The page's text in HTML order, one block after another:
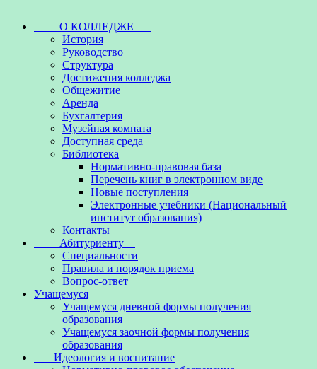
О КОЛЛЕДЖЕ
История
Руководство
Структура
Достижения колледжа
Общежитие
Аренда
Бухгалтерия
Музейная комната
Доступная среда
Библиотека
Нормативно-правовая база
Перечень книг в электронном виде
Новые поступления
Электронные учебники (Национальный
институт образования)
Контакты
Абитуриенту
Специальности
Правила и порядок приема
Вопрос-ответ
Учащемуся
Учащемуся дневной формы получения
образования
Учащемуся заочной формы получения
образования
Идеология и воспитание